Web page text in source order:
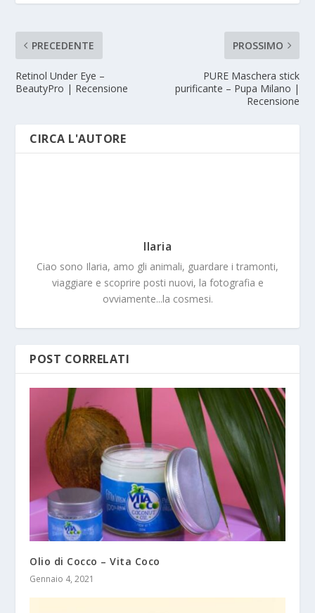
PRECEDENTE
Retinol Under Eye –
BeautyPro | Recensione
PROSSIMO
PURE Maschera stick
purificante – Pupa Milano |
Recensione
CIRCA L'AUTORE
Ilaria
Ciao sono Ilaria, amo gli animali, guardare i tramonti,
viaggiare e scoprire posti nuovi, la fotografia e
ovviamente...la cosmesi.
POST CORRELATI
Olio di Cocco – Vita Coco
Gennaio 4, 2021